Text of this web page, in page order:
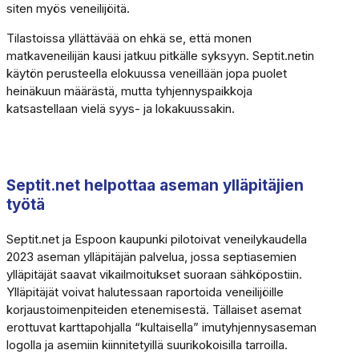
siten myös veneilijöitä.
Tilastoissa yllättävää on ehkä se, että monen
matkaveneilijän kausi jatkuu pitkälle syksyyn. Septit.netin
käytön perusteella elokuussa veneillään jopa puolet
heinäkuun määrästä, mutta tyhjennyspaikkoja
katsastellaan vielä syys- ja lokakuussakin.
Septit.net helpottaa aseman ylläpitäjien
työtä
Septit.net ja Espoon kaupunki pilotoivat veneilykaudella
2023 aseman ylläpitäjän palvelua, jossa septiasemien
ylläpitäjät saavat vikailmoitukset suoraan sähköpostiin.
Ylläpitäjät voivat halutessaan raportoida veneilijöille
korjaustoimenpiteiden etenemisestä. Tällaiset asemat
erottuvat karttapohjalla “kultaisella” imutyhjennysaseman
logolla ja asemiin kiinnitetyillä suurikokoisilla tarroilla.